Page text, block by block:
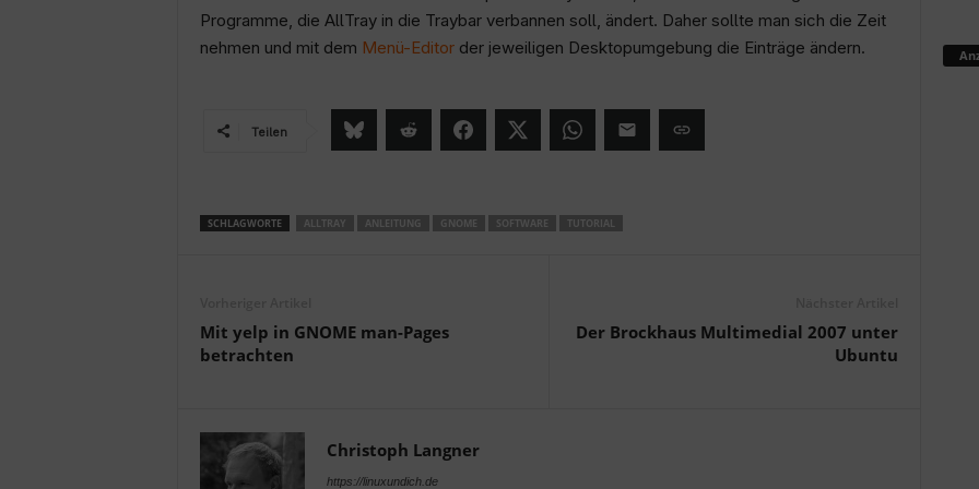
Programme, die AllTray in die Traybar verbannen soll, ändert. Daher sollte man sich die Zeit
nehmen und mit dem Menü-Editorder jeweiligen Desktopumgebung die Einträge ändern.
Teilen
SCHLAGWORTE ALLTRAY ANLEITUNG GNOME SOFTWARE TUTORIAL
Mit yelp in GNOME man-Pages
betrachten
Der Brockhaus Multimedial 2007 unter
Ubuntu
Christoph Langner
https://linuxundich.de